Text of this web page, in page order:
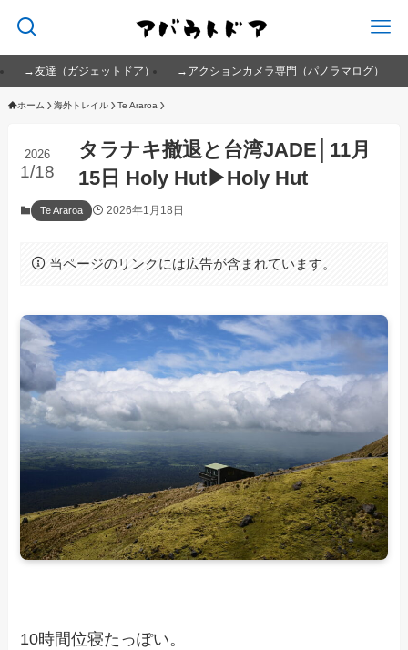
→友達（ガジェットドア） →アクションカメラ専門（パノラマログ）
ホーム 海外トレイル Te Araroa
タラナキ撤退と台湾JADE│11月
15日 Holy Hut▶Holy Hut
2026
1/18
Te Araroa 2026年1月18日
当ページのリンクには広告が含まれています。
10時間位寝たっぽい。